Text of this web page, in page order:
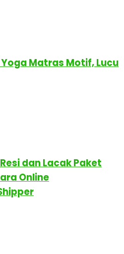
Matras Motif, Lucu
dan Lacak Paket
Online